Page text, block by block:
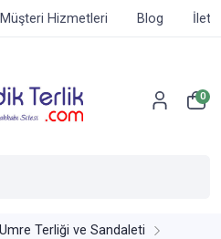
Müşteri Hizmetleri Blog
0
Umre Terliği ve Sandaleti